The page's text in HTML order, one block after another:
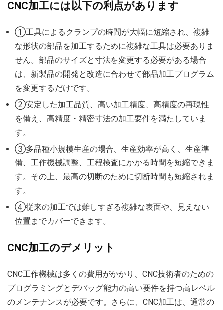
CNC加工には以下の利点があります
①工具によるクランプの時間が大幅に短縮され、複雑
な形状の部品を加工するために複雑な工具は必要ありま
せん。部品のサイズと寸法を変更する必要がある場合
は、新製品の開発と改造に合わせて部品加工プログラム
を変更するだけです。
②安定した加工品質、高い加工精度、高精度の再現性
を備え、高精度・精密寸法の加工要件を満たしていま
す。
③多品種小規模生産の場合、生産効率が高く、生産準
備、工作機械調整、工程検査にかかる時間を短縮できま
す。その上、最高の切断のために切断時間も短縮されま
す。
④従来の加工では難しすぎる複雑な表面や、見えない
位置までカバーできます。
CNC加工のデメリット
CNC工作機械は多くの費用がかかり、CNC技術者のための
プログラミングとデバッグ能力の高い要件を持つ高レベル
のメンテナンスが必要です。さらに、CNC加工は、通常の